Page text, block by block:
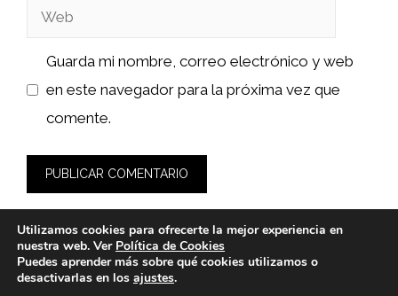
Web
Guarda mi nombre, correo electrónico y web
en este navegador para la próxima vez que
comente.
© 2026 fashionlawinstitute.es -
Utilizamos cookies para ofrecerte la mejor experiencia en
nuestra web. Ver Política de Cookies
Puedes aprender más sobre qué cookies utilizamos o
desactivarlas en los ajustes.